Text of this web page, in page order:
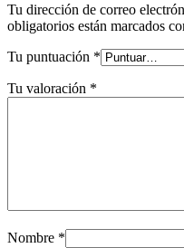
Tu dirección de correo
obligatorios están marcados
Tu puntuación *
Tu valoración *
Nombre *